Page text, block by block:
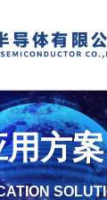
用方案